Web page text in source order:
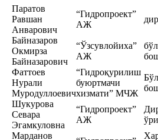
Паратов
Равшан
Анварович
“Гидропроект”
АЖ
Байназаров
Окмирза
Байназарович
“Ўзсувлойиха”
АЖ
Фаттоев
Нурали
Муродуллоевич
“Гидроқурилиш
буюртмачи
хизмати” МЧЖ
Шукурова
Севара
Эгамкуловна
“Гидропроект”
АЖ
Марданов